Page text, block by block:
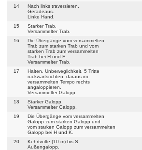
14
Nach links traversieren.
Geradeaus.
Linke Hand.
15
Starker Trab.
Versammelter Trab.
16
Die Übergänge vom versammelten
Trab zum starken Trab und vom
starken Trab zum versammelten
Trab bei H und F.
Versammelter Trab.
17
Halten. Unbeweglichkeit. 5 Tritte
rückwärtsrichten, daraus im
versammelten Tempo rechts
angaloppieren.
Versammelter Galopp.
18
Starker Galopp.
Versammelter Galopp.
19
Die Übergänge vom versammelten
Galopp zum starken Galopp und
vom starken Galopp zum versammelten
Galopp bei H und K.
20
Kehrtvolte (10 m) bis S.
Außengalopp.